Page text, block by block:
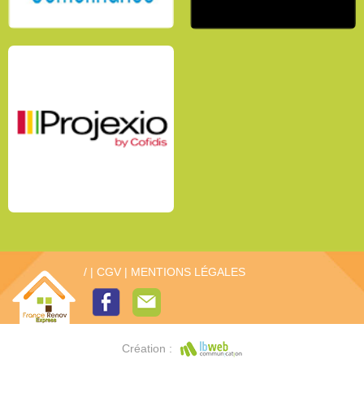
/ | CGV | MENTIONS LÉGALES
Création :